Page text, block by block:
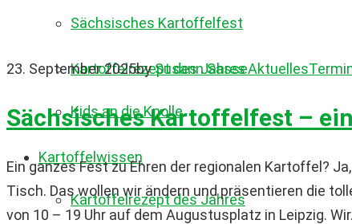
Kartoffelrezept des Jahres
Kartoffelwissen
Sächsisches Kartoffelfest
Kids an die Knolle
Kartoffelrezept des Jahres
23. September 2025bySusann SasseAktuelles
Sächsisches Kartoffelfest –
Ein ganzes Fest zu Ehren der regionalen Kartoffel?
Tisch. Das wollen wir ändern und präsentieren die
von 10 – 19 Uhr auf dem Augustusplatz in Leipzig.